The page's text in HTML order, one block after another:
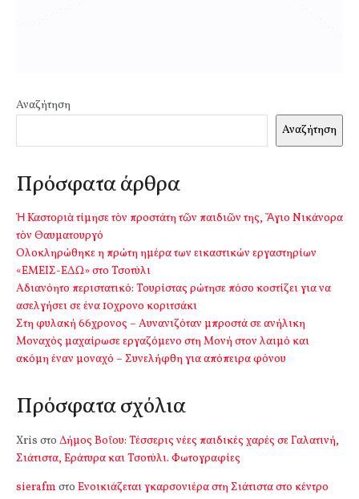
Αναζήτηση
Αναζήτηση
Πρόσφατα άρθρα
Ἡ Καστοριὰ τίμησε τὸν προστάτη τῶν παιδιῶν της, Ἅγιο Νικάνορα
τὸν Θαυματουργό
Ολοκληρώθηκε η πρώτη ημέρα των εικαστικών εργαστηρίων
«ΕΜΕΙΣ-ΕΔΩ» στο Τσοτύλι
Αδιανόητο περιστατικό: Τουρίστας ρώτησε πόσο κοστίζει για να
ασελγήσει σε ένα 10χρονο κοριτσάκι
Στη φυλακή 66χρονος – Αυνανιζόταν μπροστά σε ανήλικη
Μοναχός μαχαίρωσε εργαζόμενο στη Μονή στον λαιμό και
ακόμη έναν μοναχό – Συνελήφθη για απόπειρα φόνου
Πρόσφατα σχόλια
Xris στο Δήμος Βοΐου: Τέσσερις νέες παιδικές χαρές σε Γαλατινή,
Σιάτιστα, Εράτυρα και Τσοτύλι. Φωτογραφίες
sierafm στο Ενοικιάζεται γκαρσονιέρα στη Σιάτιστα στο κέντρο